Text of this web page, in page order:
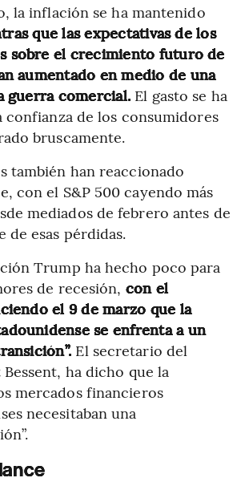
la inflación se ha mantenido
que las expectativas de los
sobre el crecimiento futuro de
aumentado en medio de una
guerra comercial. El gasto se ha
confianza de los consumidores
bruscamente.
también han reaccionado
con el S&P 500 cayendo más
mediados de febrero antes de
esas pérdidas.
Trump ha hecho poco para
de recesión, con el
el 9 de marzo que la
se enfrenta a un
El secretario del
ha dicho que la
mercados financieros
necesitaban una